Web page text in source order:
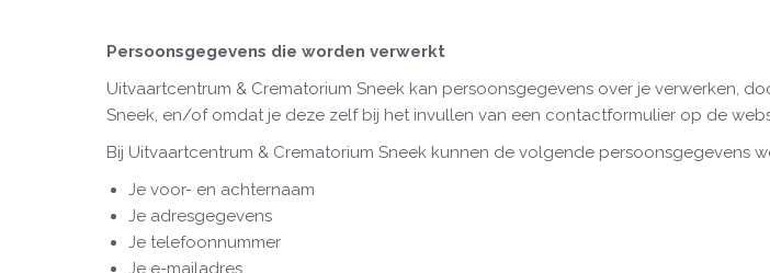
Persoonsgegevens die worden verwerkt
Uitvaartcentrum & Crematorium Sneek kan persoonsgegevens over je verwerken,
Sneek, en/of omdat je deze zelf bij het invullen van een contactformulier op de
Bij Uitvaartcentrum & Crematorium Sneek kunnen de volgende persoonsgegevens
Je voor- en achternaam
Je adresgegevens
Je telefoonnummer
Je e-mailadres